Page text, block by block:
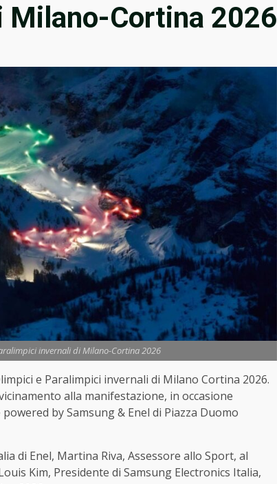
Milano-Cortina 2026
invernali di Milano-Cortina 2026
e Paralimpici invernali di Milano Cortina 2026.
alla manifestazione, in occasione
by Samsung & Enel di Piazza Duomo
di Enel, Martina Riva, Assessore allo Sport, al
Kim, Presidente di Samsung Electronics Italia,